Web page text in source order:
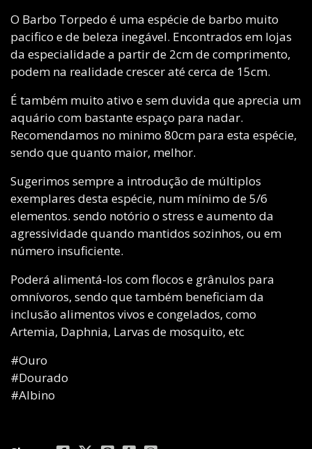
O Barbo Torpedo é uma espécie de barbo muito
pacifico e de beleza inegável. Encontrados em lojas
da especialidade a partir de 2cm de comprimento,
podem na realidade crescer até cerca de 15cm.
É também muito ativo e sem duvida que aprecia um
aquário com bastante espaço para nadar.
Recomendamos no minimo 80cm para esta espécie,
sendo que quanto maior, melhor.
Sugerimos sempre a introdução de múltiplos
exemplares desta espécie, num mínimo de 5/6
elementos. sendo notório o stress e aumento da
agressividade quando mantidos sozinhos, ou em
número insuficiente.
Poderá alimentá-los com flocos e grânulos para
omnívoros, sendo que também beneficiam da
inclusão alimentos vivos e congelados, como
Artemia, Daphnia, Larvas de mosquito, etc
#Ouro
#Dourado
#Albino